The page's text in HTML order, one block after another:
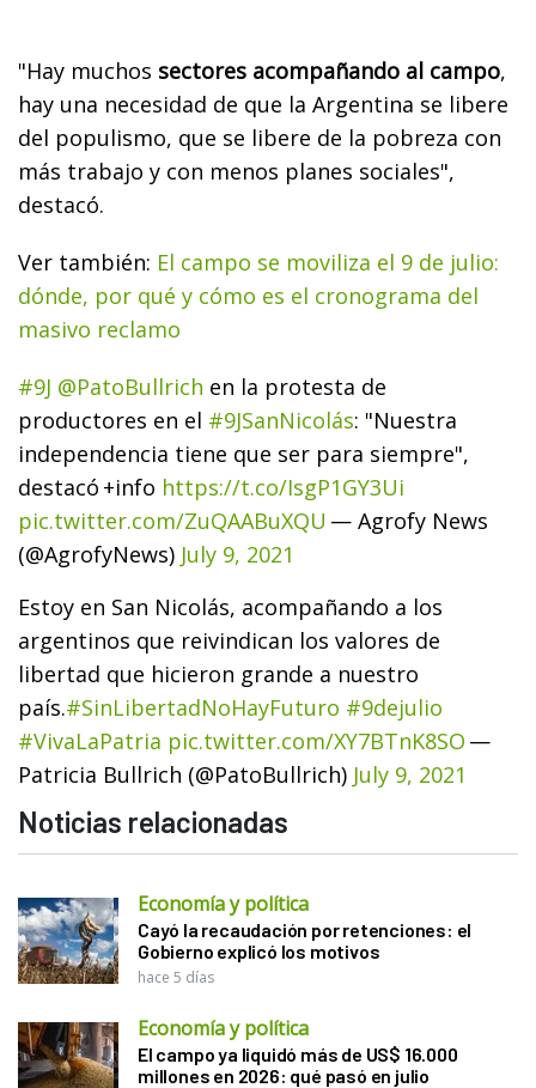
"Hay muchos sectores acompañando al campo,
hay una necesidad de que la Argentina se libere
del populismo, que se libere de la pobreza con
más trabajo y con menos planes sociales",
destacó.
Ver también: El campo se moviliza el 9 de julio:
dónde, por qué y cómo es el cronograma del
masivo reclamo
#9J @PatoBullrich en la protesta de
productores en el #9JSanNicolás: "Nuestra
independencia tiene que ser para siempre",
destacó +info https://t.co/IsgP1GY3Ui
pic.twitter.com/ZuQAABuXQU — Agrofy News
(@AgrofyNews) July 9, 2021
Estoy en San Nicolás, acompañando a los
argentinos que reivindican los valores de
libertad que hicieron grande a nuestro
país.#SinLibertadNoHayFuturo #9dejulio
#VivaLaPatria pic.twitter.com/XY7BTnK8SO —
Patricia Bullrich (@PatoBullrich) July 9, 2021
Noticias relacionadas
Economía y política
Cayó la recaudación por retenciones: el
Gobierno explicó los motivos
hace 5 días
Economía y política
El campo ya liquidó más de US$ 16.000
millones en 2026: qué pasó en julio